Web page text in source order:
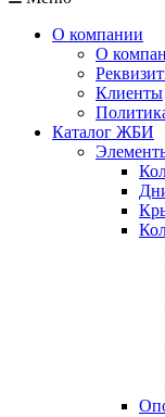
О компании
О
Клиенты
Каталог ЖБИ